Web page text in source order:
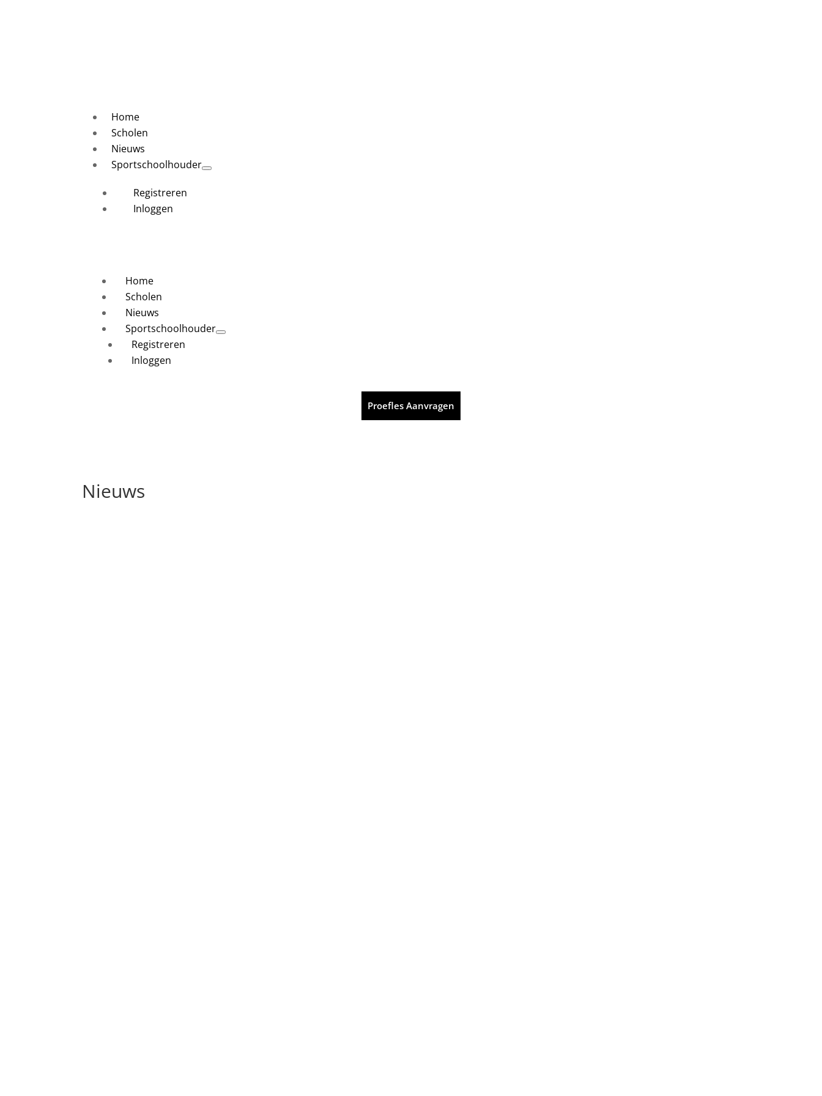
Home
Scholen
Nieuws
Sportschoolhouder
Registreren
Inloggen
Home
Scholen
Nieuws
Sportschoolhouder
Registreren
Inloggen
Proefles Aanvragen
Nieuws